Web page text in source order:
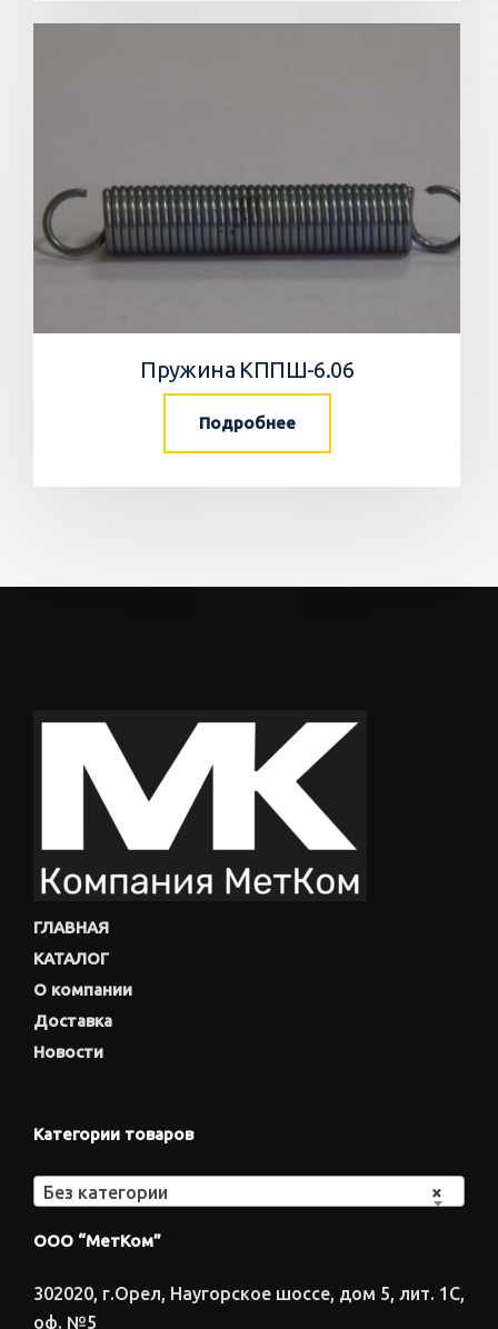
Пружина КППШ-6.06
Подробнее
ГЛАВНАЯ
КАТАЛОГ
О компании
Доставка
Новости
Категории товаров
×
Без категории
ООО “МетКом”
302020, г.Орел, Наугорское шоссе, дом 5, лит. 1С,
оф. №5